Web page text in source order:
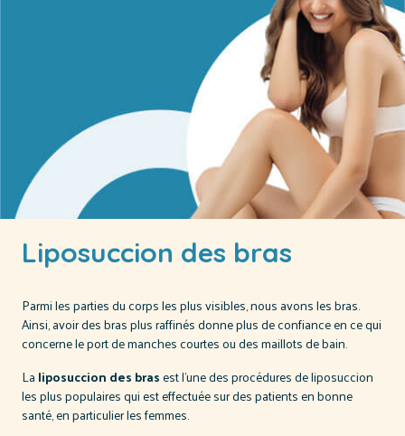
Liposuccion des bras
Parmi les parties du corps les plus visibles, nous avons les bras.
Ainsi, avoir des bras plus raffinés donne plus de confiance en ce qui
concerne le port de manches courtes ou des maillots de bain.
La liposuccion des brasest l'une des procédures de liposuccion
les plus populaires qui est effectuée sur des patients en bonne
santé, en particulier les femmes.